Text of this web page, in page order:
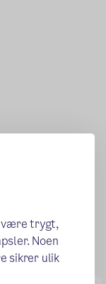
være trygt,
Noen
sikrer ulik